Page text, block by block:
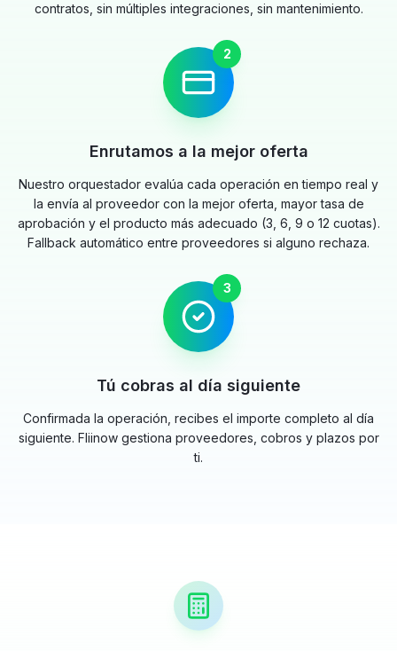
contratos, sin múltiples integraciones, sin mantenimiento.
2
Enrutamos a la mejor oferta
Nuestro orquestador evalúa cada operación en tiempo real y
la envía al proveedor con la mejor oferta, mayor tasa de
aprobación y el producto más adecuado (3, 6, 9 o 12 cuotas).
Fallback automático entre proveedores si alguno rechaza.
3
Tú cobras al día siguiente
Confirmada la operación, recibes el importe completo al día
siguiente. Fliinow gestiona proveedores, cobros y plazos por
ti.